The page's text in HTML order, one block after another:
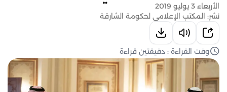
الأربعاء 3 يوليو 2019
نشر: المكتب الإعلامي لحكومة الشارقة
وقت القراءة : دقيقتين قراءة